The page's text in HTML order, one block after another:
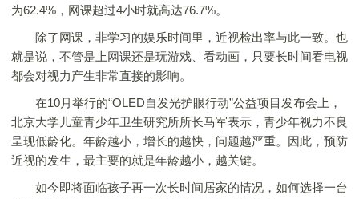
为62.4%，网课超过4小时就高达76.7%。
除了网课，非学习的娱乐时间里，近视检出率与此一致。也
就是说，不管是上网课还是玩游戏、看动画，只要长时间看电视
都会对视力产生非常直接的影响。
在10月举行的“OLED自发光护眼行动”公益项目发布会上，
北京大学儿童青少年卫生研究所所长马军表示，青少年视力不良
呈现低龄化。年龄越小，增长的越快，问题越严重。因此，预防
近视的发生，最主要的就是年龄越小，越关键。
如今即将面临孩子再一次长时间居家的情况，如何选择一台